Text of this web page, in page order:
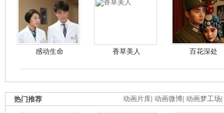
感动生命 香草美人 百花深处
动画片库 动画微博 动画梦工场
热门推荐